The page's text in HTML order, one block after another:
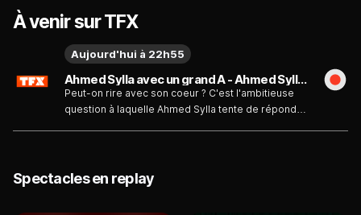
À venir sur TFX
Ahmed Sylla avec un grand A - Ahmed Sylla - Avec un grand A - Émission du jeudi 6 août
Peut-on rire avec son coeur ? C'est l'ambitieuse
question à laquelle Ahmed Sylla tente de répondre
dans un show où se mêlent autodérision,
improvisation et poésie. Habitué des scènes
Aujourd'hui à 22h55
Spectacles en replay